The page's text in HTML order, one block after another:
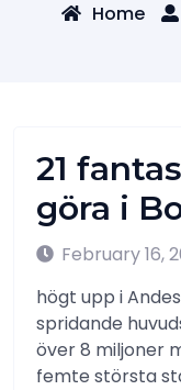
Home
21
göra i
February 16,
högt upp i
spridande
över 8 miljoner
femte största